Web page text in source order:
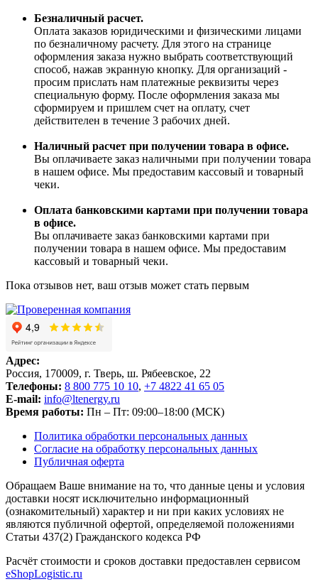
Безналичный расчет.
Оплата заказов юридическими и физическими лицами
по безналичному расчету. Для этого на странице
оформления заказа нужно выбрать соответствующий
способ, нажав экранную кнопку. Для организаций -
просим прислать нам платежные реквизиты через
специальную форму. После оформления заказа мы
сформируем и пришлем счет на оплату, счет
действителен в течение 3 рабочих дней.
Наличный расчет при получении товара в офисе.
Вы оплачиваете заказ наличными при получении товара
в нашем офисе. Мы предоставим кассовый и товарный
чеки.
Оплата банковскими картами при получении товара
в офисе.
Вы оплачиваете заказ банковскими картами при
получении товара в нашем офисе. Мы предоставим
кассовый и товарный чеки.
Пока отзывов нет, ваш отзыв может стать первым
Адрес:
Россия, 170009, г. Тверь, ш. Рябеевское, 22
Телефоны: 8 800 775 10 10, +7 4822 41 65 05
E-mail: info@ltenergy.ru
Время работы: Пн – Пт: 09:00–18:00 (МСК)
Политика обработки персональных данных
Согласие на обработку персональных данных
Публичная оферта
Обращаем Ваше внимание на то, что данные цены и условия
доставки носят исключительно информационный
(ознакомительный) характер и ни при каких условиях не
являются публичной офертой, определяемой положениями
Статьи 437(2) Гражданского кодекса РФ
Расчёт стоимости и сроков доставки предоставлен сервисом
eShopLogistic.ru